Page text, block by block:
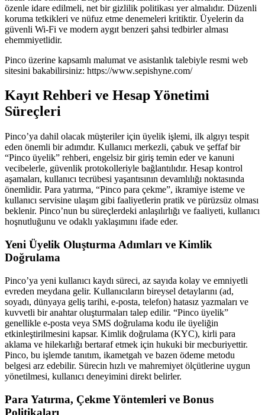
özenle idare edilmeli, net bir gizlilik politikası yer almalıdır. Düzenli
koruma tetkikleri ve nüfuz etme denemeleri kritiktir. Üyelerin da
güvenli Wi-Fi ve modern aygıt benzeri şahsi tedbirler alması
ehemmiyetlidir.
Pinco üzerine kapsamlı malumat ve asistanlık talebiyle resmi web
sitesini bakabilirsiniz: https://www.sepishyne.com/
Kayıt Rehberi ve Hesap Yönetimi
Süreçleri
Pinco’ya dahil olacak müşteriler için üyelik işlemi, ilk algıyı tespit
eden önemli bir adımdır. Kullanıcı merkezli, çabuk ve şeffaf bir
“Pinco üyelik” rehberi, engelsiz bir giriş temin eder ve kanuni
vecibelerle, güvenlik protokolleriyle bağlantılıdır. Hesap kontrol
aşamaları, kullanıcı tecrübesi yaşantısının devamlılığı noktasında
önemlidir. Para yatırma, “Pinco para çekme”, ikramiye isteme ve
kullanıcı servisine ulaşım gibi faaliyetlerin pratik ve pürüzsüz olması
beklenir. Pinco’nun bu süreçlerdeki anlaşılırlığı ve faaliyeti, kullanıcı
hoşnutluğunu ve odaklı yaklaşımını ifade eder.
Yeni Üyelik Oluşturma Adımları ve Kimlik
Doğrulama
Pinco’ya yeni kullanıcı kaydı süreci, az sayıda kolay ve emniyetli
evreden meydana gelir. Kullanıcıların bireysel detaylarını (ad,
soyadı, dünyaya geliş tarihi, e-posta, telefon) hatasız yazmaları ve
kuvvetli bir anahtar oluşturmaları talep edilir. “Pinco üyelik”
genellikle e-posta veya SMS doğrulama kodu ile üyeliğin
etkinleştirilmesini kapsar. Kimlik doğrulama (KYC), kirli para
aklama ve hilekarlığı bertaraf etmek için hukuki bir mecburiyettir.
Pinco, bu işlemde tanıtım, ikametgah ve bazen ödeme metodu
belgesi arz edebilir. Sürecin hızlı ve mahremiyet ölçütlerine uygun
yönetilmesi, kullanıcı deneyimini direkt belirler.
Para Yatırma, Çekme Yöntemleri ve Bonus
Politikaları